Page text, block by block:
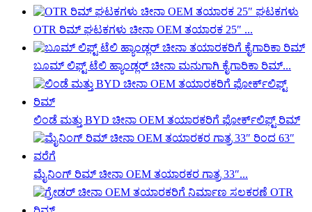
OTR ರಿಮ್ ಘಟಕಗಳು ಚೀನಾ OEM ತಯಾರಕ 25″ ...
ಬೂಮ್ ಲಿಫ್ಟ್ ಟೆಲಿ ಹ್ಯಾಂಡ್ಲರ್ ಚೀನಾ ಮನುಗಾಗಿ ಕೈಗಾರಿಕಾ ರಿಮ್...
ಲಿಂಡೆ ಮತ್ತು BYD ಚೀನಾ OEM ತಯಾರಕರಿಗೆ ಫೋರ್ಕ್‌ಲಿಫ್ಟ್ ರಿಮ್
ಮೈನಿಂಗ್ ರಿಮ್ ಚೀನಾ OEM ತಯಾರಕರ ಗಾತ್ರ 33″...